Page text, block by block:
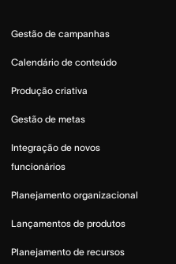
Gestão de campanhas
Calendário de conteúdo
Produção criativa
Gestão de metas
Integração de novos
funcionários
Planejamento organizacional
Lançamentos de produtos
Planejamento de recursos